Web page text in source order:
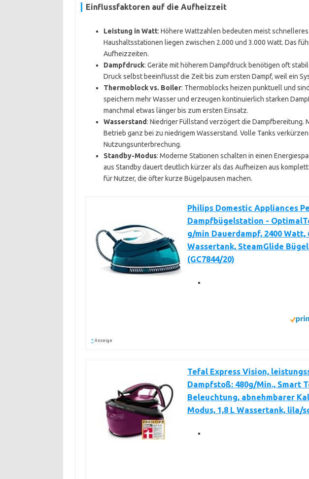
Einflussfaktoren auf die Aufheizzeit
Leistung in Watt: Höhere Wattzahlen bedeuten meist
Haushaltsstationen liegen zwischen 2.000 und 3.000 Watt. Das
Aufheizzeiten.
Dampfdruck: Geräte mit höherem Dampfdruck benötigen oft
Druck selbst beeinflusst die Zeit bis zum ersten Dampf, weil ein
Thermoblock vs. Boiler: Thermoblocks heizen punktuell und
speichern mehr Wasser und erzeugen kontinuierlich starken
manchmal etwas länger bis zum ersten Einsatz.
Wasserstand: Niedriger Füllstand verzögert die Dampfbereitung.
Betrieb ganz bei zu niedrigem Wasserstand. Volle Tanks
Nutzungsunterbrechung.
Standby-Modus: Moderne Stationen schalten in einen
aus Standby dauert deutlich kürzer als das Aufheizen aus
für Nutzer, die öfter kurze Bügelpausen machen.
Philips Domestic Appliances
Dampfbügelstation -
g/min Dauerdampf, 2400 Watt,
Wassertank, SteamGlide
(GC7844/20)
* Anzeige
Tefal Express Vision,
Dampfstoß: 480g/Min., Smart
Beleuchtung, abnehmbarer
Modus, 1,8 L Wassertank, lila/